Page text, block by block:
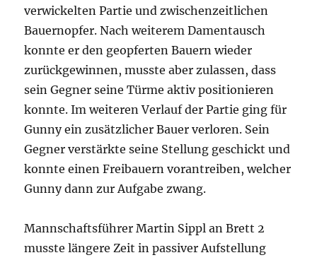
verwickelten Partie und zwischenzeitlichen
Bauernopfer. Nach weiterem Damentausch
konnte er den geopferten Bauern wieder
zurückgewinnen, musste aber zulassen, dass
sein Gegner seine Türme aktiv positionieren
konnte. Im weiteren Verlauf der Partie ging für
Gunny ein zusätzlicher Bauer verloren. Sein
Gegner verstärkte seine Stellung geschickt und
konnte einen Freibauern vorantreiben, welcher
Gunny dann zur Aufgabe zwang.
Mannschaftsführer Martin Sippl an Brett 2
musste längere Zeit in passiver Aufstellung